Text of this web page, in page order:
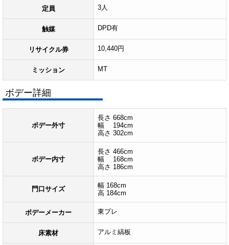
定員 3人
触媒 DPD有
リサイクル券 10,440円
ミッション MT
ボデー詳細
ボデー外寸
長さ 668cm
幅 194cm
高さ 302cm
ボデー内寸
長さ 466cm
幅 168cm
高さ 186cm
門口サイズ
幅 168cm
高 184cm
ボデーメーカー 東プレ
床素材 アルミ縞板